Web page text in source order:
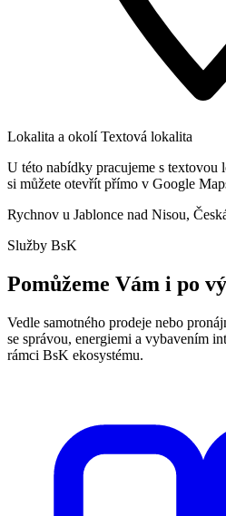
Lokalita a okolí Textová lokalita
U této nabídky pracujeme s textovou
si můžete otevřít přímo v Google
Rychnov u Jablonce nad Nisou,
Služby BsK
Pomůžeme Vám i po
Vedle samotného prodeje nebo
se správou, energiemi a vybavením
rámci BsK ekosystému.